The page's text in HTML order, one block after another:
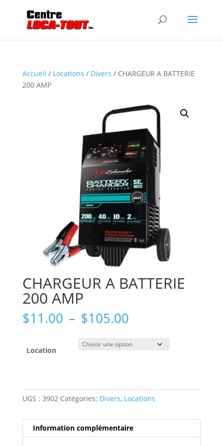
Accueil / Locations / Divers / CHARGEUR A BATTERIE
200 AMP
CHARGEUR A BATTERIE
200 AMP
$11.00 – $105.00Plage
prix :
$11.00
Location
UGS : 3902 Catégories: Divers, Locations
Information complémentaire